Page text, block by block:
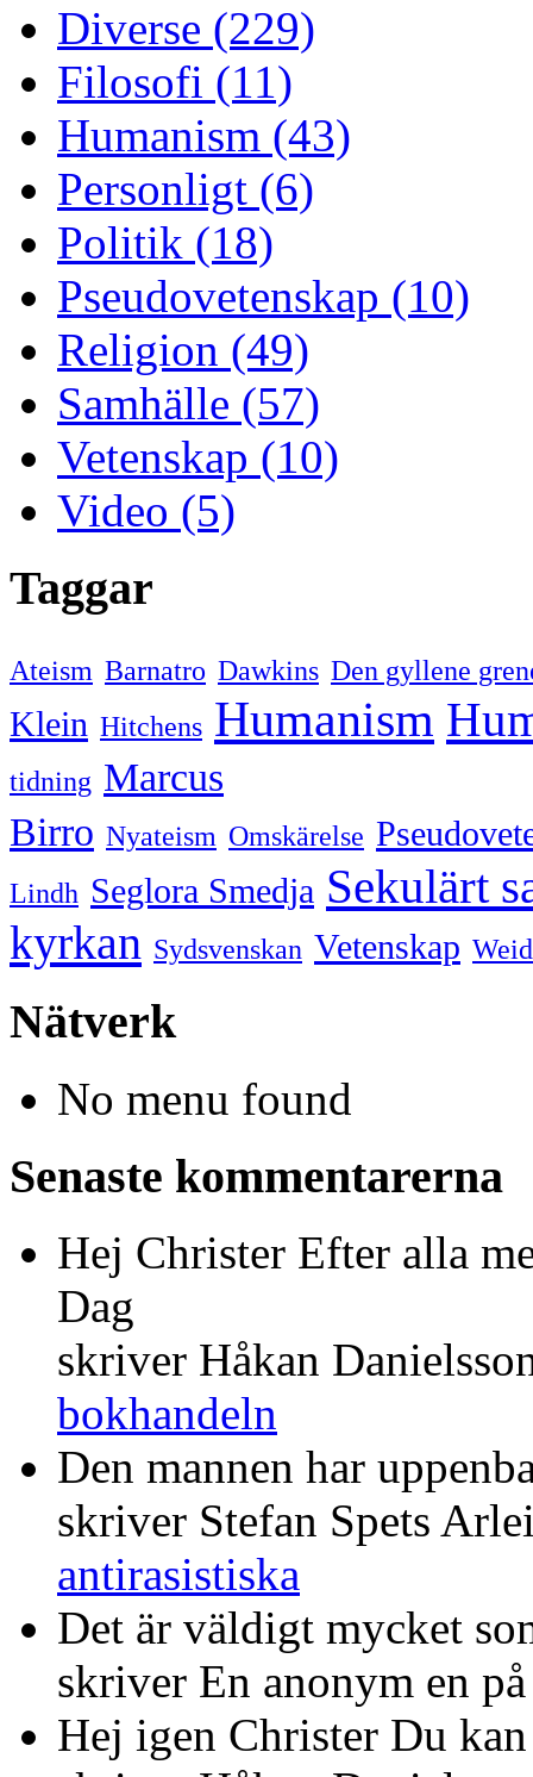
Diverse (229)
Filosofi (11)
Humanism (43)
Personligt (6)
Politik (18)
Pseudovetenskap (10)
Religion (49)
Samhälle (57)
Vetenskap (10)
Video (5)
Taggar
Ateism Barnatro Dawkins Den gyllene
Klein Hitchens Humanism
tidning Marcus
Birro Nyateism Omskärelse
Lindh Seglora Smedja Sekulärt
kyrkan Sydsvenskan Vetenskap
Nätverk
No menu found
Senaste kommentarerna
Hej Christer Efter alla
Dag
skriver Håkan
bokhandeln
Den mannen har
skriver Stefan Spets
antirasistiska
Det är väldigt mycket
skriver En anonym en
Hej igen Christer Du